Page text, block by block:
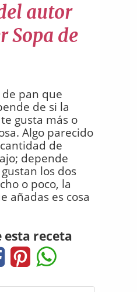
autor
Sopa de
pan que
de si la
gusta más o
Algo parecido
de
depende
los dos
o poco, la
añadas es cosa
esta receta